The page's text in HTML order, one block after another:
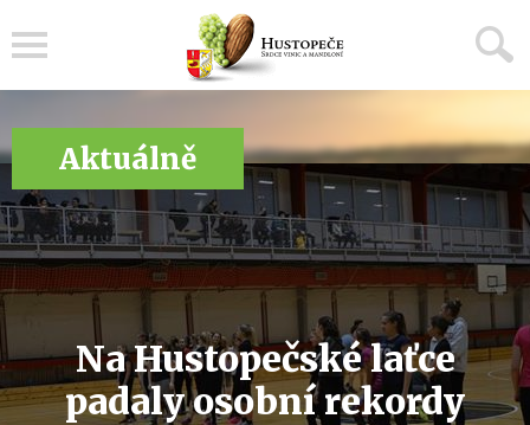
Aktuálně
Na Hustopečské laťce
padaly osobní rekordy